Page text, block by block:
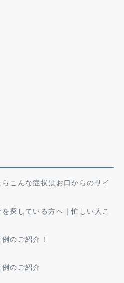
こんな症状はお口からのサイ
探している方へ｜忙しい人こ
のご紹介！
のご紹介